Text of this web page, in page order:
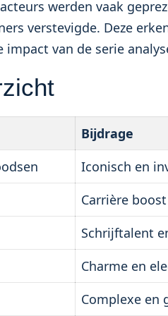
werden vaak
verstevigde. Deze
van de serie
Bijdrage
Iconisch en
Carrière
Schrijftalent
Charme en
Complexe en